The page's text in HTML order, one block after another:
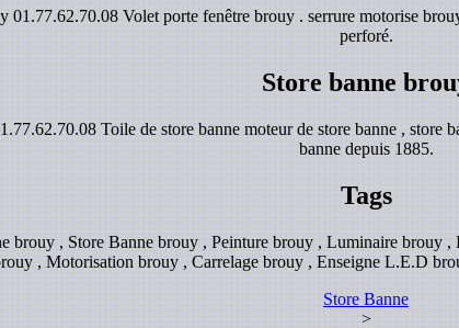
01.77.62.70.08 Volet porte fenêtre brouy . serrure motorise
perforé.
Store banne
Toile de store banne moteur de store banne , store
banne depuis 1885.
Tags
brouy , Store Banne brouy , Peinture brouy , Luminaire brouy
, Motorisation brouy , Carrelage brouy , Enseigne L.E.D
Store Banne
>